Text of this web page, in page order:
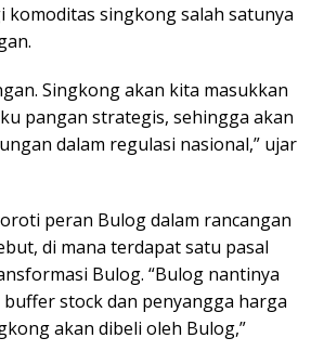
komoditas singkong salah satunya
Singkong akan kita masukkan
pangan strategis, sehingga akan
dalam regulasi nasional,” ujar
peran Bulog dalam rancangan
di mana terdapat satu pasal
Bulog. “Bulog nantinya
stock dan penyangga harga
akan dibeli oleh Bulog,”